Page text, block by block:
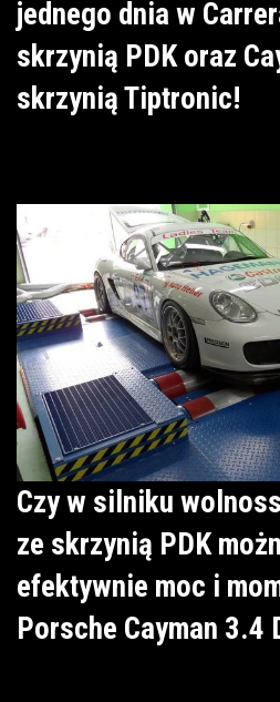
jednego dnia w
skrzynią PDK oraz
skrzynią Tiptronic!
Czy w silniku
ze skrzynią PDK
efektywnie moc i
Porsche Cayman 3.4